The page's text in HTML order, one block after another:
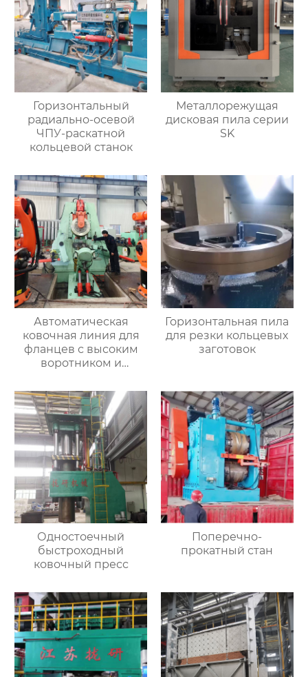
Горизонтальный
радиально-осевой
ЧПУ-раскатной
кольцевой станок
Металлорежущая
дисковая пила серии
SK
Автоматическая
ковочная линия для
фланцев с высоким
воротником и
Горизонтальная пила
для резки кольцевых
заготовок
Одностоечный
быстроходный
ковочный пресс
Поперечно-
прокатный стан